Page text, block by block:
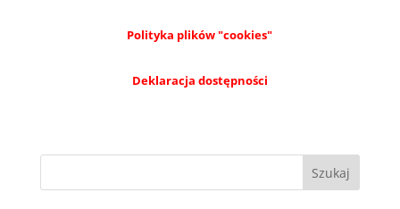
Polityka plików "cookies"
Deklaracja dostępności